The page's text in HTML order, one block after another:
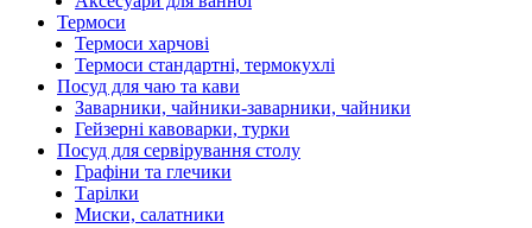
Термоси
Термоси харчові
Термоси стандартні, термокухлі
Посуд для чаю та кави
Заварники, чайники-заварники, чайники
Гейзерні кавоварки, турки
Посуд для сервірування столу
Графіни та глечики
Тарілки
Миски, салатники